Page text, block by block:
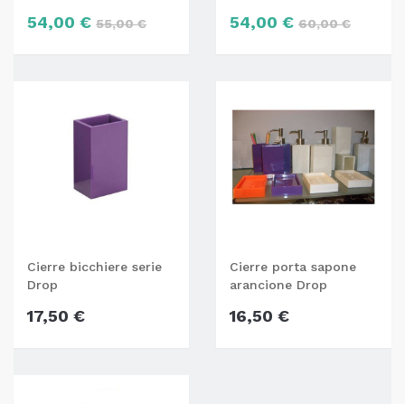
54,00 € 55,00 € 54,00 € 60,00 €
Cierre bicchiere serie
Drop
17,50 €
Cierre porta sapone
arancione Drop
16,50 €